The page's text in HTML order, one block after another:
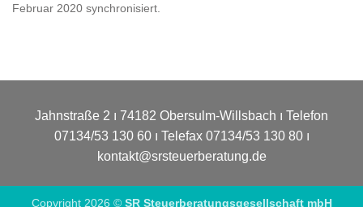
Februar 2020 synchronisiert.
Jahnstraße 2 ı 74182 Obersulm-Willsbach ı Telefon
07134/53 130 60 ı Telefax 07134/53 130 80 ı
kontakt@srsteuerberatung.de
Copyright 2026 © SR Steuerberatungsgesellschaft mbH